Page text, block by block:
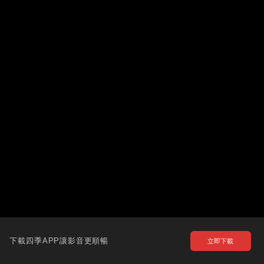
下載四季APP讓影音更順暢 立即下載